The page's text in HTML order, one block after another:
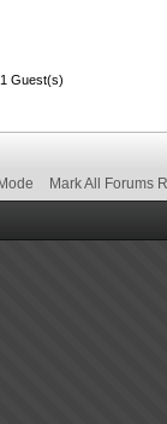
Guest(s)
Mark All Forums